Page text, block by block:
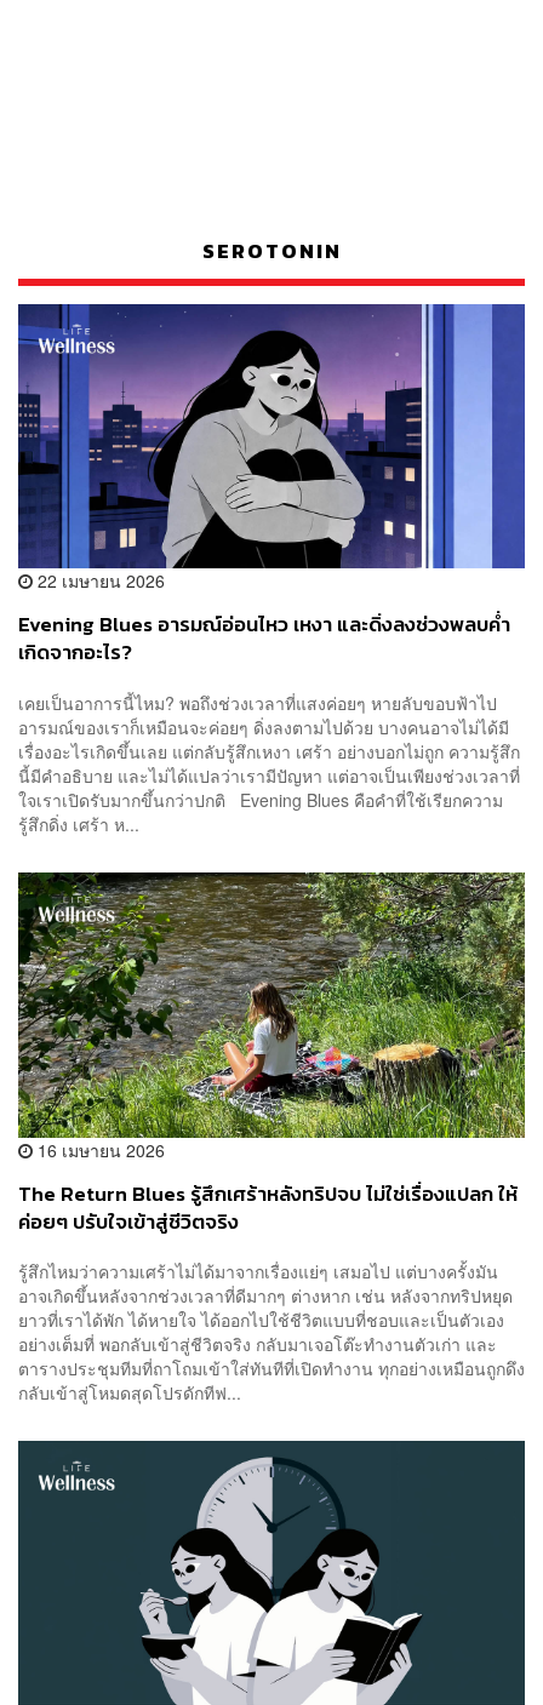
SEROTONIN
22 เมษายน 2026
Evening Blues อารมณ์อ่อนไหว เหงา และดิ่งลงช่วงพลบค่ำ
เกิดจากอะไร?
เคยเป็นอาการนี้ไหม? พอถึงช่วงเวลาที่แสงค่อยๆ หายลับขอบฟ้าไป
อารมณ์ของเราก็เหมือนจะค่อยๆ ดิ่งลงตามไปด้วย บางคนอาจไม่ได้มี
เรื่องอะไรเกิดขึ้นเลย แต่กลับรู้สึกเหงา เศร้า อย่างบอกไม่ถูก ความรู้สึก
นี้มีคำอธิบาย และไม่ได้แปลว่าเรามีปัญหา แต่อาจเป็นเพียงช่วงเวลาที่
ใจเราเปิดรับมากขึ้นกว่าปกติ Evening Blues คือคำที่ใช้เรียกความ
รู้สึกดิ่ง เศร้า ห...
16 เมษายน 2026
The Return Blues รู้สึกเศร้าหลังทริปจบ ไม่ใช่เรื่องแปลก ให้
ค่อยๆ ปรับใจเข้าสู่ชีวิตจริง
รู้สึกไหมว่าความเศร้าไม่ได้มาจากเรื่องแย่ๆ เสมอไป แต่บางครั้งมัน
อาจเกิดขึ้นหลังจากช่วงเวลาที่ดีมากๆ ต่างหาก เช่น หลังจากทริปหยุด
ยาวที่เราได้พัก ได้หายใจ ได้ออกไปใช้ชีวิตแบบที่ชอบและเป็นตัวเอง
อย่างเต็มที่ พอกลับเข้าสู่ชีวิตจริง กลับมาเจอโต๊ะทำงานตัวเก่า และ
ตารางประชุมทีมที่ถาโถมเข้าใส่ทันทีที่เปิดทำงาน ทุกอย่างเหมือนถูกดึง
กลับเข้าสู่โหมดสุดโปรดักทีฟ...